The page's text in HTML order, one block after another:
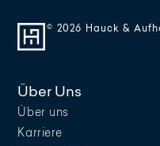
© 2026 Hauck &
Über Uns
Über uns
Karriere